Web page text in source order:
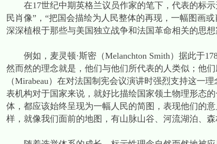
在17世纪中期英格兰议员作家的笔下，代表的标示
民肖像”，“把国会描绘为人民整体的再现，一幅图画
深深植根于那些与美国独立战争和法国革命相关的思
例如，麦灵顿·斯密（Melanchton Smith）据此于
然而然的理念就是，他们与他们所代表的人类似；他
（Mirabeau）在对法国制宪会议演讲时强烈支持这一
表机构对于国家来说，就好比描绘国家领土物理形态
体，都应该始终呈现为一幅人民的简图，表现他们的
样，就像我们面前的地图，有山脉山谷、河流湖泊、